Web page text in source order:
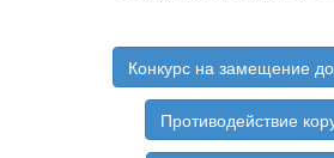
Конкурс на замещение
Противодействие